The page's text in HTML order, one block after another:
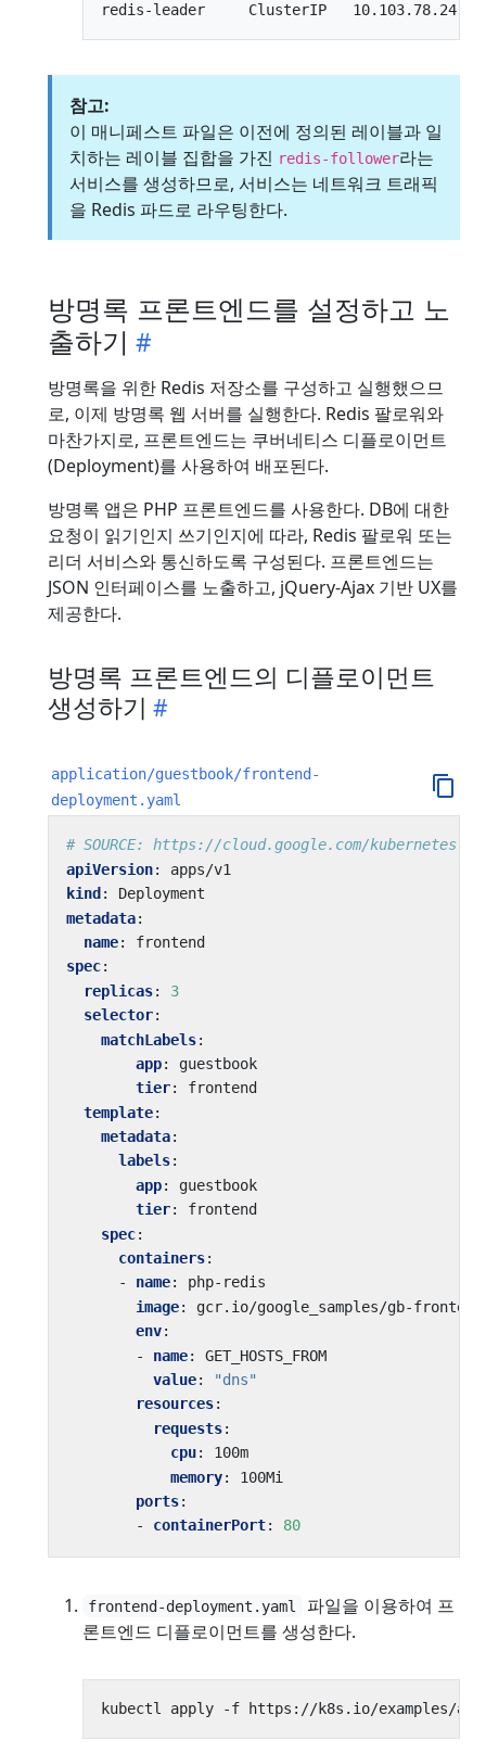
참고:
이 매니페스트 파일은 이전에 정의된 레이블과 일
치하는 레이블 집합을 가진 redis-follower라는
서비스를 생성하므로, 서비스는 네트워크 트래픽
을 Redis 파드로 라우팅한다.
방명록 프론트엔드를 설정하고 노
출하기
방명록을 위한 Redis 저장소를 구성하고 실행했으므
로, 이제 방명록 웹 서버를 실행한다. Redis 팔로워와
마찬가지로, 프론트엔드는 쿠버네티스 디플로이먼트
(Deployment)를 사용하여 배포된다.
방명록 앱은 PHP 프론트엔드를 사용한다. DB에 대한
요청이 읽기인지 쓰기인지에 따라, Redis 팔로워 또는
리더 서비스와 통신하도록 구성된다. 프론트엔드는
JSON 인터페이스를 노출하고, jQuery-Ajax 기반 UX를
제공한다.
방명록 프론트엔드의 디플로이먼트
생성하기
application/guestbook/frontend-
deployment.yaml
# SOURCE: https://cloud.google.com/kubernetes-
apiVersion:
apps/v1
kind :
Deployment
metadata:
name:
frontend
spec:
replicas:
3
selector:
matchLabels:
app:
guestbook
tier:
frontend
template:
metadata:
labels:
app:
guestbook
tier:
frontend
spec:
containers:
- name:
php-redis
image:
gcr.io/google_samples/gb-
env:
- name:
GET_HOSTS_FROM
value:
"dns"
resources:
requests:
cpu:
100m
memory:
100Mi
ports:
- containerPort: 80
frontend-deployment.yaml
파일을 이용하여 프
론트엔드 디플로이먼트를 생성한다.